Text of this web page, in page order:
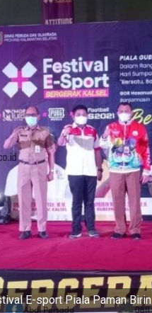
E-sport Piala Paman Birin